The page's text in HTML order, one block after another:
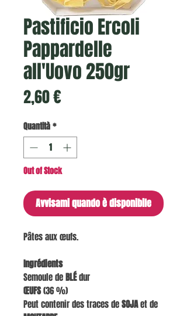
Pastificio Ercoli
Pappardelle
all'Uovo 250gr
2,60 €Prezzo
Quantità*
Out of Stock
Avvisami quando è disponibile
Pâtes aux œufs.
Ingrédients
Semoule deBLÉdur
ŒUFS(36 %)
Peut contenir des traces deSOJAet de